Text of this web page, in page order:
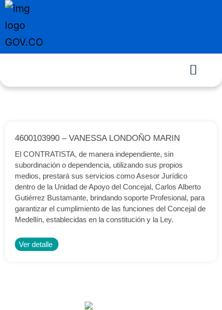
4600103990 – VANESSA LONDOÑO MARIN
El CONTRATISTA, de manera independiente, sin
subordinación o dependencia, utilizando sus propios
medios, prestará sus servicios como Asesor Jurídico
dentro de la Unidad de Apoyo del Concejal, Carlos Alberto
Gutiérrez Bustamante, brindando soporte Profesional, para
garantizar el cumplimiento de las funciones del Concejal de
Medellín, establecidas en la constitución y la Ley.
Ver detalle